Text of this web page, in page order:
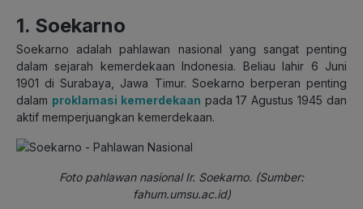
1. Soekarno
Soekarno adalah pahlawan nasional yang sangat penting
dalam sejarah kemerdekaan Indonesia. Beliau lahir 6 Juni
1901 di Surabaya, Jawa Timur. Soekarno berperan penting
dalam proklamasi kemerdekaan pada 17 Agustus 1945 dan
aktif memperjuangkan kemerdekaan.
Foto pahlawan nasional Ir. Soekarno. (Sumber:
fahum.umsu.ac.id)